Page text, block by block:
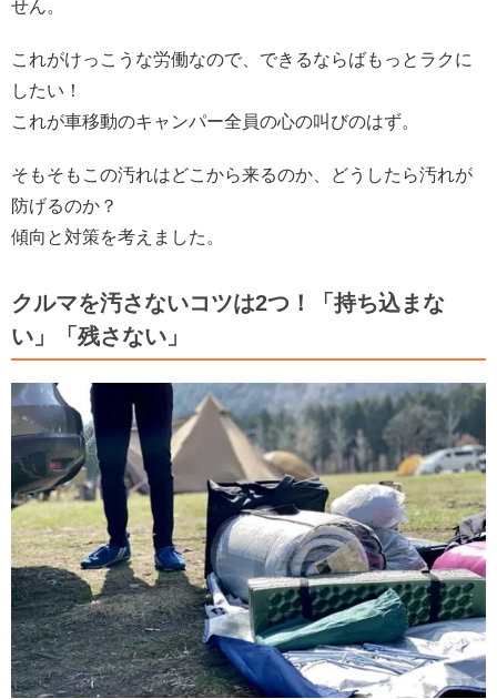
せん。
これがけっこうな労働なので、できるならばもっとラクに
したい！
これが車移動のキャンパー全員の心の叫びのはず。
そもそもこの汚れはどこから来るのか、どうしたら汚れが
防げるのか？
傾向と対策を考えました。
クルマを汚さないコツは2つ！「持ち込まな
い」「残さない」